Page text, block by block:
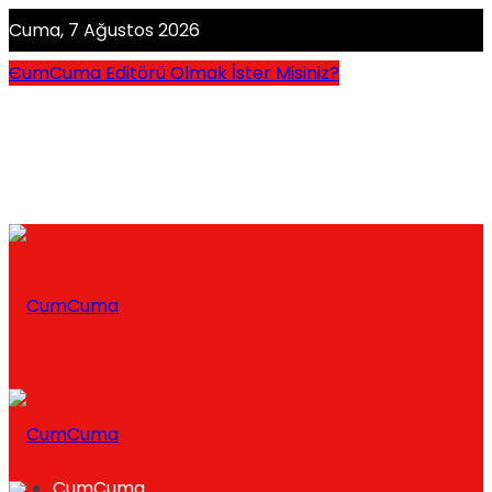
Cuma, 7 Ağustos 2026
CumCuma Editörü Olmak İster Misiniz?